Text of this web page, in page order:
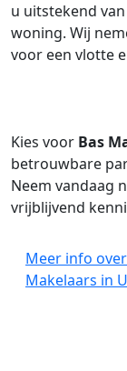
u uitstekend
woning. Wij
voor een vlotte
Kies voor Bas
betrouwbare
Neem vandaag
vrijblijvend
Meer info
Makelaars in